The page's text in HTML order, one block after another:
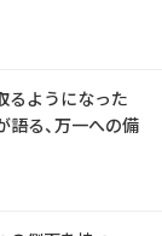
るようになった
語る、万一への備